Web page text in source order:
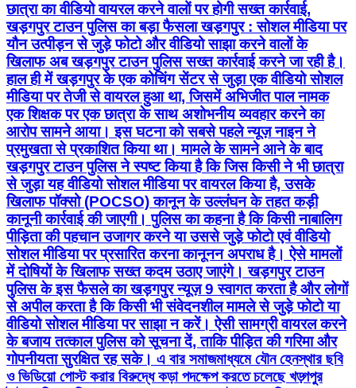
छात्रा का वीडियो वायरल करने वालों पर होगी सख्त कार्रवाई,
खड़गपुर टाउन पुलिस का बड़ा फैसला खड़गपुर : सोशल मीडिया पर
यौन उत्पीड़न से जुड़े फोटो और वीडियो साझा करने वालों के
खिलाफ अब खड़गपुर टाउन पुलिस सख्त कार्रवाई करने जा रही है।
हाल ही में खड़गपुर के एक कोचिंग सेंटर से जुड़ा एक वीडियो सोशल
मीडिया पर तेजी से वायरल हुआ था, जिसमें अभिजीत पाल नामक
एक शिक्षक पर एक छात्रा के साथ अशोभनीय व्यवहार करने का
आरोप सामने आया। इस घटना को सबसे पहले न्यूज़ नाइन ने
प्रमुखता से प्रकाशित किया था। मामले के सामने आने के बाद
खड़गपुर टाउन पुलिस ने स्पष्ट किया है कि जिस किसी ने भी छात्रा
से जुड़ा यह वीडियो सोशल मीडिया पर वायरल किया है, उसके
खिलाफ पॉक्सो (POCSO) कानून के उल्लंघन के तहत कड़ी
कानूनी कार्रवाई की जाएगी। पुलिस का कहना है कि किसी नाबालिग
पीड़िता की पहचान उजागर करने या उससे जुड़े फोटो एवं वीडियो
सोशल मीडिया पर प्रसारित करना कानूनन अपराध है। ऐसे मामलों
में दोषियों के खिलाफ सख्त कदम उठाए जाएंगे। खड़गपुर टाउन
पुलिस के इस फैसले का खड़गपुर न्यूज़ 9 स्वागत करता है और लोगों
से अपील करता है कि किसी भी संवेदनशील मामले से जुड़े फोटो या
वीडियो सोशल मीडिया पर साझा न करें। ऐसी सामग्री वायरल करने
के बजाय तत्काल पुलिस को सूचना दें, ताकि पीड़ित की गरिमा और
गोपनीयता सुरक्षित रह सके। এ বার সমাজমাধ্যমে যৌন হেনস্থার ছবি
ও ভিডিয়ো পোস্ট করার বিরুদ্ধে কড়া পদক্ষেপ করতে চলেছে খড়্গপুর